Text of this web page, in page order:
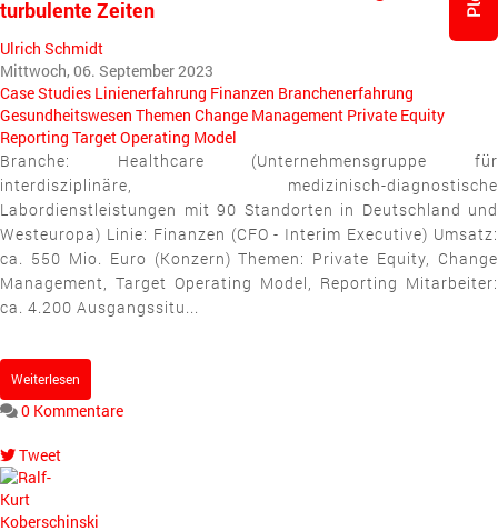
turbulente Zeiten
Ulrich Schmidt
Mittwoch, 06. September 2023
Case Studies Linienerfahrung Finanzen Branchenerfahrung
Gesundheitswesen Themen Change Management Private Equity
Reporting Target Operating Model
Branche: Healthcare (Unternehmensgruppe für
interdisziplinäre, medizinisch-diagnostische
Labordienstleistungen mit 90 Standorten in Deutschland und
Westeuropa) Linie: Finanzen (CFO - Interim Executive) Umsatz:
ca. 550 Mio. Euro (Konzern) Themen: Private Equity, Change
Management, Target Operating Model, Reporting Mitarbeiter:
ca. 4.200 Ausgangssitu...
Weiterlesen
0 Kommentare
Tweet
pinterest